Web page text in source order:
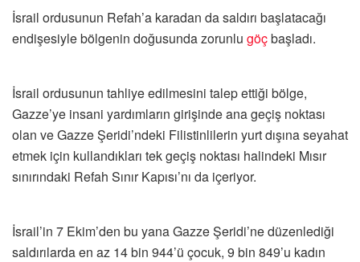
İsrail ordusunun Refah’a karadan da saldırı başlatacağı
endişesiyle bölgenin doğusunda zorunlu göçbaşladı.
İsrail ordusunun tahliye edilmesini talep ettiği bölge,
Gazze’ye insani yardımların girişinde ana geçiş noktası
olan ve Gazze Şeridi’ndeki Filistinlilerin yurt dışına seyahat
etmek için kullandıkları tek geçiş noktası halindeki Mısır
sınırındaki Refah Sınır Kapısı’nı da içeriyor.
İsrail’in 7 Ekim’den bu yana Gazze Şeridi’ne düzenlediği
saldırılarda en az 14 bin 944’ü çocuk, 9 bin 849’u kadın